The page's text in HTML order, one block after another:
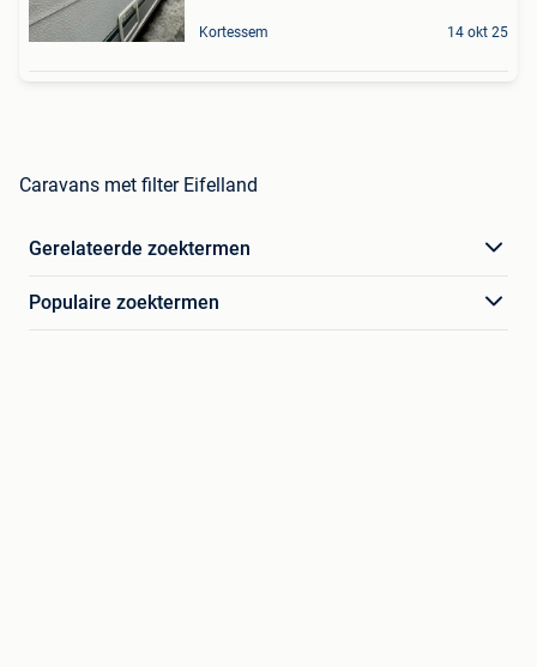
Kortessem 14 okt 25
Caravans met filter Eifelland
Gerelateerde zoektermen
Populaire zoektermen